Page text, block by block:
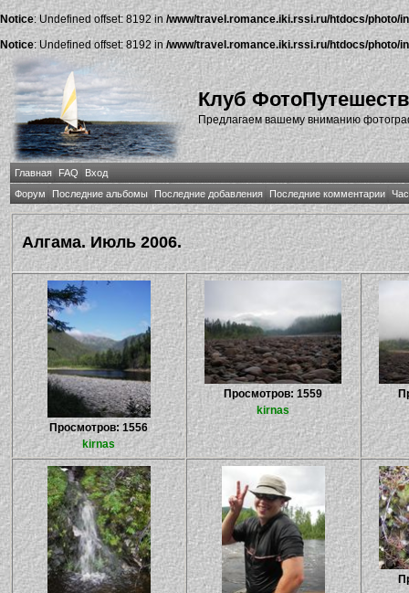
Notice: Undefined offset: 8192 in /www/travel.romance.iki.rssi.ru/htdocs/photo/
Notice: Undefined offset: 8192 in/www/travel.romance.iki.rssi.ru/htdocs/photo/
Клуб
Предлагаем вашему вниманию
Главная FAQ
Вход
Форум
Последние альбомы Последние добавления Последние комментарии
Алгама. Июль 2006.
Просмотров: 1556
kirnas
Просмотров: 1559
kirnas